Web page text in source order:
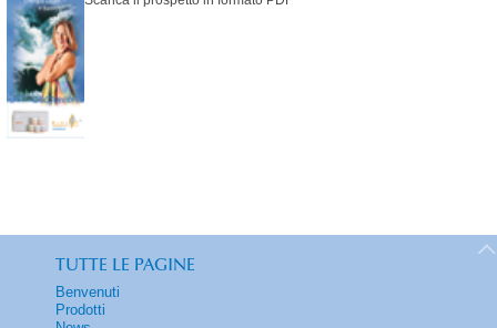
TUTTE LE PAGINE
Benvenuti
Prodotti